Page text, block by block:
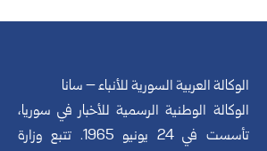
الوكالة العربية السورية للأنباء – سانا
الوكالة الوطنية الرسمية للأخبار في سوريا،
تأسست في 24 يونيو 1965. تتبع وزارة